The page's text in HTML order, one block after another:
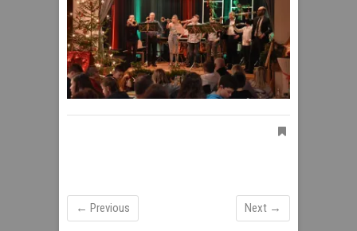
← Previous Next →